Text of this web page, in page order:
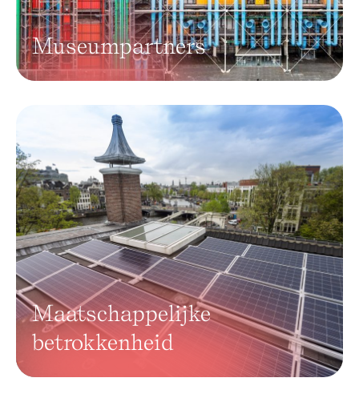
Museumpartners
Maatschappelijke
betrokkenheid